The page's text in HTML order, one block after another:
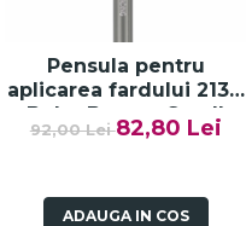
Pensula pentru
aplicarea fardului 213 -
Boho Beauty Small
Shading - Paese
92,00 Lei82,80 Lei
ADAUGA IN COS